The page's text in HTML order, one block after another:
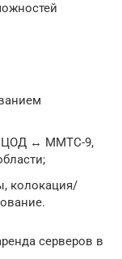
ЦОД ↔ ММТС-9,
колокация/
серверов в